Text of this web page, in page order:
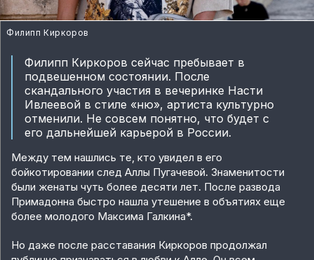
Филипп Киркоров
Филипп Киркоров сейчас пребывает в
подвешенном состоянии. После
скандального участия в вечеринке Насти
Ивлеевой в стиле «ню», артиста культурно
отменили. Не совсем понятно, что будет с
его дальнейшей карьерой в России.
Между тем нашлись те, кто увидел в его
бойкотировании след Аллы Пугачевой. Знаменитости
были женаты чуть более десяти лет. После развода
Примадонна быстро нашла утешение в объятиях еще
более молодого Максима Галкина*.
Но даже после расставания Киркоров продолжал